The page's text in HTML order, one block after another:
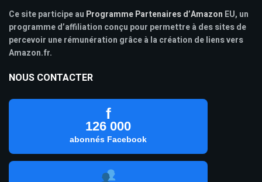
Ce site participe au Programme Partenaires d’Amazon EU, un
programme d’affiliation conçu pour permettre à des sites de
percevoir une rémunération grâce à la création de liens vers
Amazon.fr.
NOUS CONTACTER
f
126 000
abonnés Facebook